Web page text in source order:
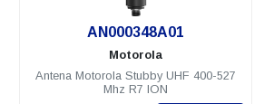
AN000348A01
Motorola
Antena Motorola Stubby UHF 400-527
Mhz R7 ION